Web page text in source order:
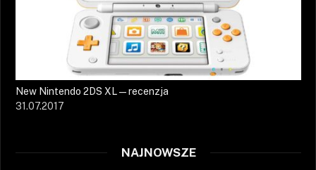
New Nintendo 2DS XL — recenzja
31.07.2017
NAJNOWSZE